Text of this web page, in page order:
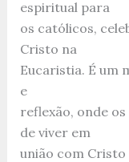
espiritual para
os católicos,
Cristo na
Eucaristia. É um
e
reflexão, onde
de viver em
união com Cristo